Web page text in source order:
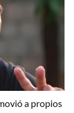
a propios